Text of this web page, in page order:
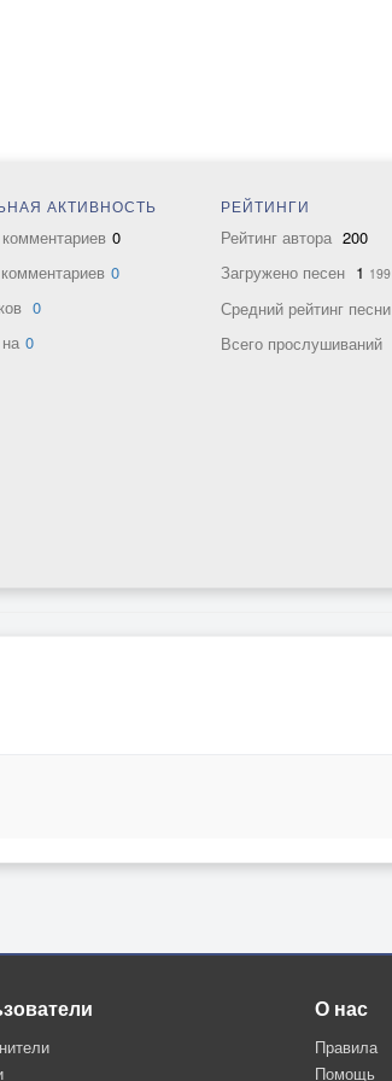
АКТИВНОСТЬ
0
0
0
0
РЕЙТИНГИ
Рейтинг автора 200
Загружено песен 1 199
Средний рейтинг песни
Всего прослушиваний
О нас
Правила
Помощь